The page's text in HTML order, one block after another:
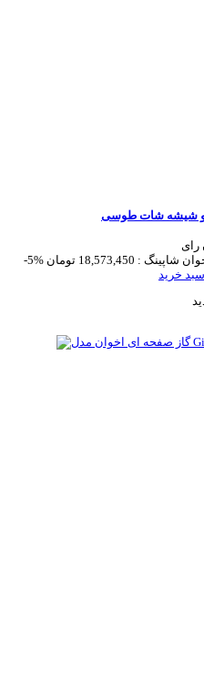
شیشه شات طوسی
رای
-5%
شاپینگ : 18,573,450 تومان
خرید